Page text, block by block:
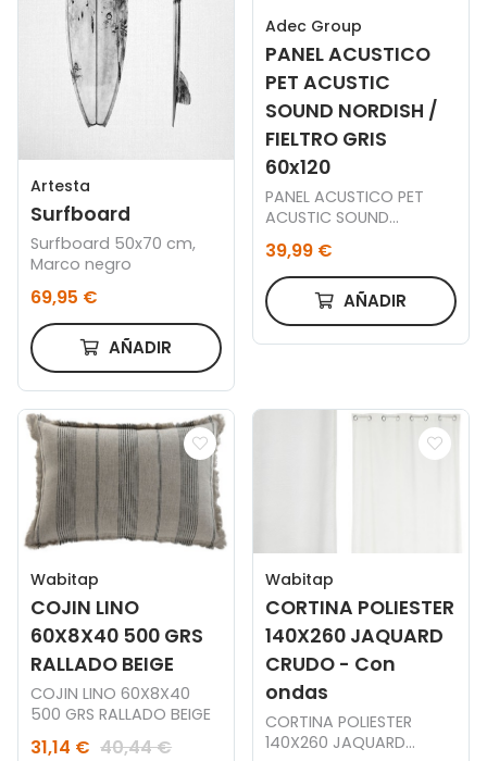
Artesta
Surfboard
Surfboard 50x70 cm,
Marco negro
69,95 €
AÑADIR
Adec Group
PANEL ACUSTICO
PET ACUSTIC
SOUND NORDISH /
FIELTRO GRIS
60x120
PANEL ACUSTICO PET
ACUSTIC SOUND
60 x 120 CM.
39,99 €
AÑADIR
Wabitap
COJIN LINO
60X8X40 500 GRS
RALLADO BEIGE
COJIN LINO 60X8X40
500 GRS RALLADO BEIGE
31,14 € 40,44 €
Wabitap
CORTINA POLIESTER
140X260 JAQUARD
CRUDO - Con
ondas
CORTINA POLIESTER
140X260 JAQUARD